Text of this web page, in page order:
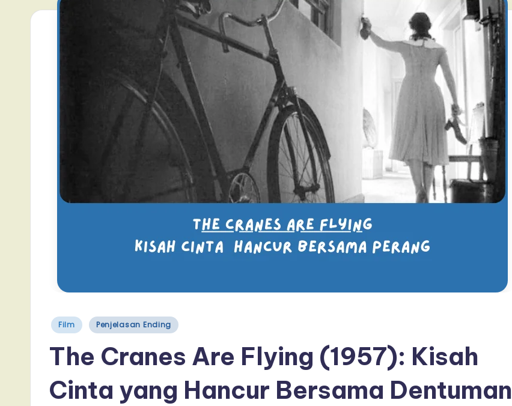
Posted
Film Penjelasan Ending
The Cranes Are Flying (1957): Kisah
Cinta yang Hancur Bersama Dentuman